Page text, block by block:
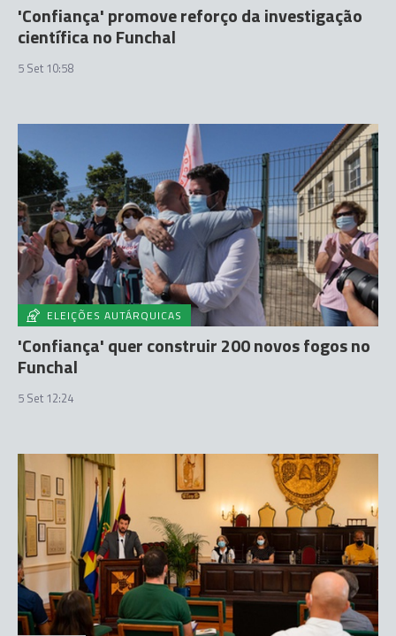
'Confiança' promove reforço da investigação
científica no Funchal
5 Set 10:58
ELEIÇÕES AUTÁRQUICAS
'Confiança' quer construir 200 novos fogos no
Funchal
5 Set 12:24